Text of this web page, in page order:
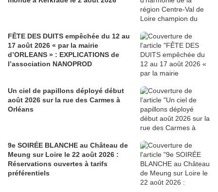
FÊTE DES DUITS empêchée du 12 au
17 août 2026 « par la mairie
d’ORLEANS » : EXPLICATIONS de
l’association NANOPROD
Un ciel de papillons déployé début
août 2026 sur la rue des Carmes à
Orléans
9e SOIRÉE BLANCHE au Château de
Meung sur Loire le 22 août 2026 :
Réservations ouvertes à tarifs
préférentiels